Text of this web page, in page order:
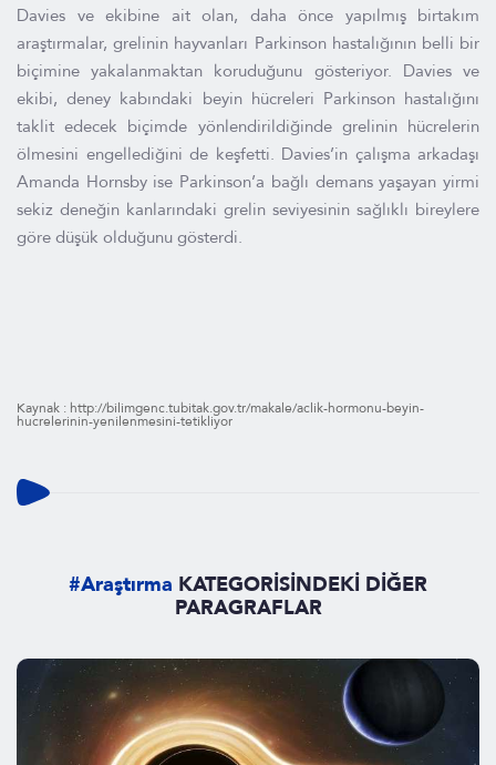
Davies ve ekibine ait olan, daha önce yapılmış birtakım
araştırmalar, grelinin hayvanları Parkinson hastalığının belli bir
biçimine yakalanmaktan koruduğunu gösteriyor. Davies ve
ekibi, deney kabındaki beyin hücreleri Parkinson hastalığını
taklit edecek biçimde yönlendirildiğinde grelinin hücrelerin
ölmesini engellediğini de keşfetti. Davies’in çalışma arkadaşı
Amanda Hornsby ise Parkinson’a bağlı demans yaşayan yirmi
sekiz deneğin kanlarındaki grelin seviyesinin sağlıklı bireylere
göre düşük olduğunu gösterdi.
Kaynak : http://bilimgenc.tubitak.gov.tr/makale/aclik-hormonu-beyin-
hucrelerinin-yenilenmesini-tetikliyor
#Araştırma KATEGORİSİNDEKİ DİĞER
PARAGRAFLAR